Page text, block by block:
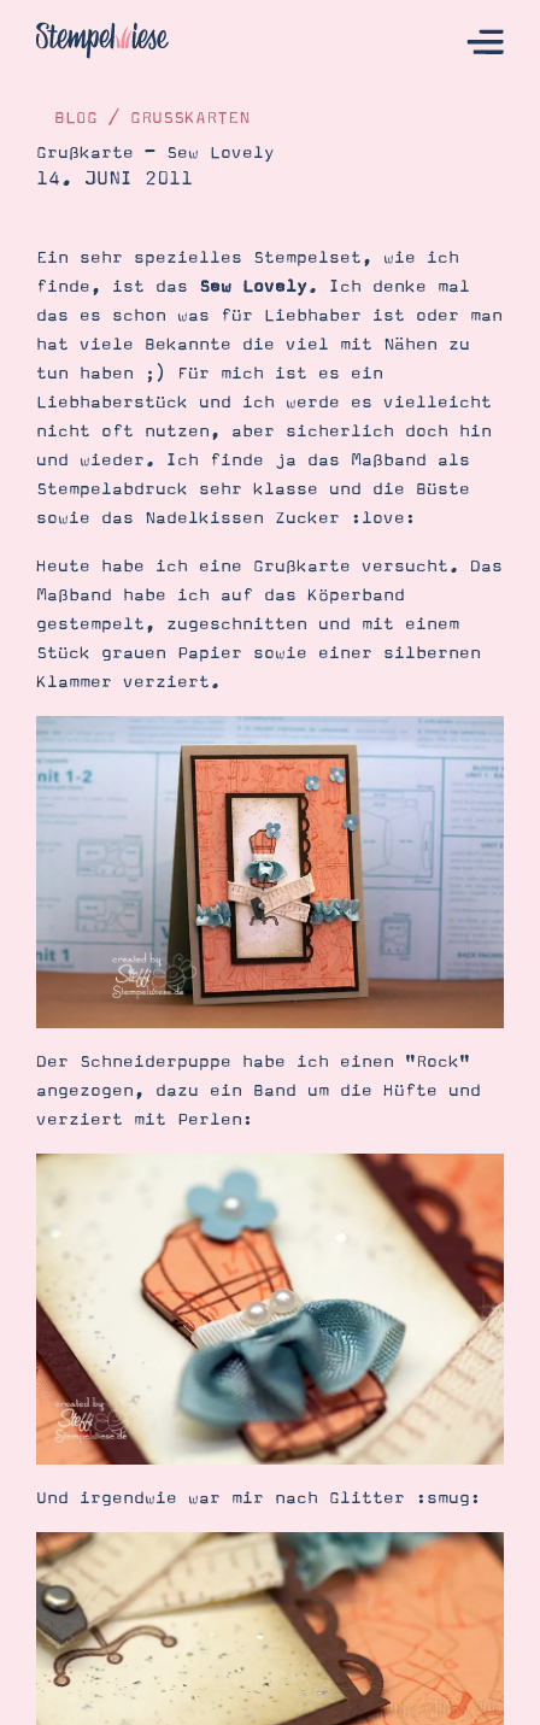
Katalog
Bestellen
Kontakt
Demonstrator werden
Blog
Gutscheine
Produkte erklärt
Über mich
Über Stampin’ Up!
Tipps & Tricks
Ordnungstipps
Suche Impressum Datenschutz
BLOG / GRUSSKARTEN
Grußkarte – Sew Lovely
14. JUNI 2011
Ein sehr spezielles Stempelset, wie ich
finde, ist das Sew Lovely. Ich denke mal
das es schon was für Liebhaber ist oder man
hat viele Bekannte die viel mit Nähen zu
tun haben ;) Für mich ist es ein
Liebhaberstück und ich werde es vielleicht
nicht oft nutzen, aber sicherlich doch hin
und wieder. Ich finde ja das Maßband als
Stempelabdruck sehr klasse und die Büste
sowie das Nadelkissen Zucker :love:
Heute habe ich eine Grußkarte versucht. Das
Maßband habe ich auf das Köperband
gestempelt, zugeschnitten und mit einem
Stück grauen Papier sowie einer silbernen
Klammer verziert.
Der Schneiderpuppe habe ich einen "Rock"
angezogen, dazu ein Band um die Hüfte und
verziert mit Perlen:
Und irgendwie war mir nach Glitter :smug: